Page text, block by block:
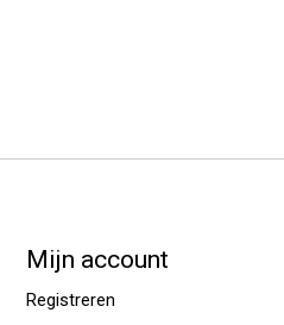
Mijn account
Registreren